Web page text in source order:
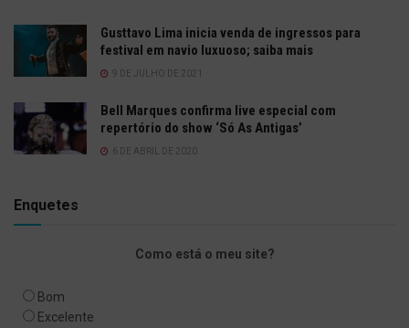
Gusttavo Lima inicia venda de ingressos para
festival em navio luxuoso; saiba mais
9 DE JULHO DE 2021
Bell Marques confirma live especial com
repertório do show ‘Só As Antigas’
6 DE ABRIL DE 2020
Enquetes
Como está o meu site?
Bom
Excelente